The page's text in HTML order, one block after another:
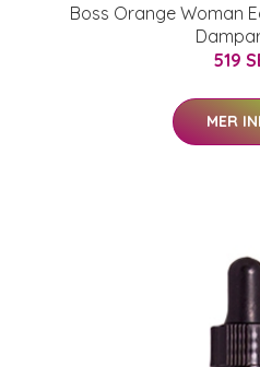
Boss Orange Woman
519
MER